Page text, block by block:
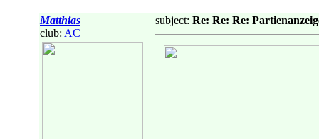
Matthias
club: AC
subject: Re: Re: Re: